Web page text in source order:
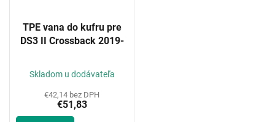
TPE vana do kufru pre
DS3 II Crossback 2019-
Skladom u dodávateľa
€42,14 bez DPH
€51,83